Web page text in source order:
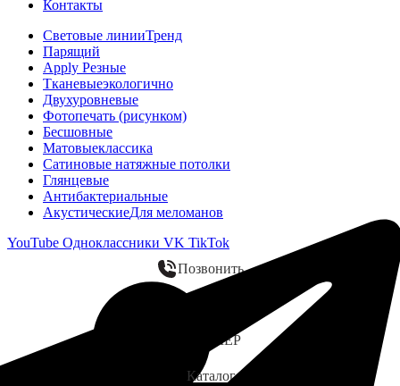
Контакты
Световые линииТренд
Парящий
Apply Резные
Тканевыеэкологично
Двухуровневые
Фотопечать (рисунком)
Бесшовные
Матовыеклассика
Сатиновые натяжные потолки
Глянцевые
Антибактериальные
АкустическиеДля меломанов
YouTube Одноклассники VK TikTok
Позвонить
ЗАМЕР
Каталог